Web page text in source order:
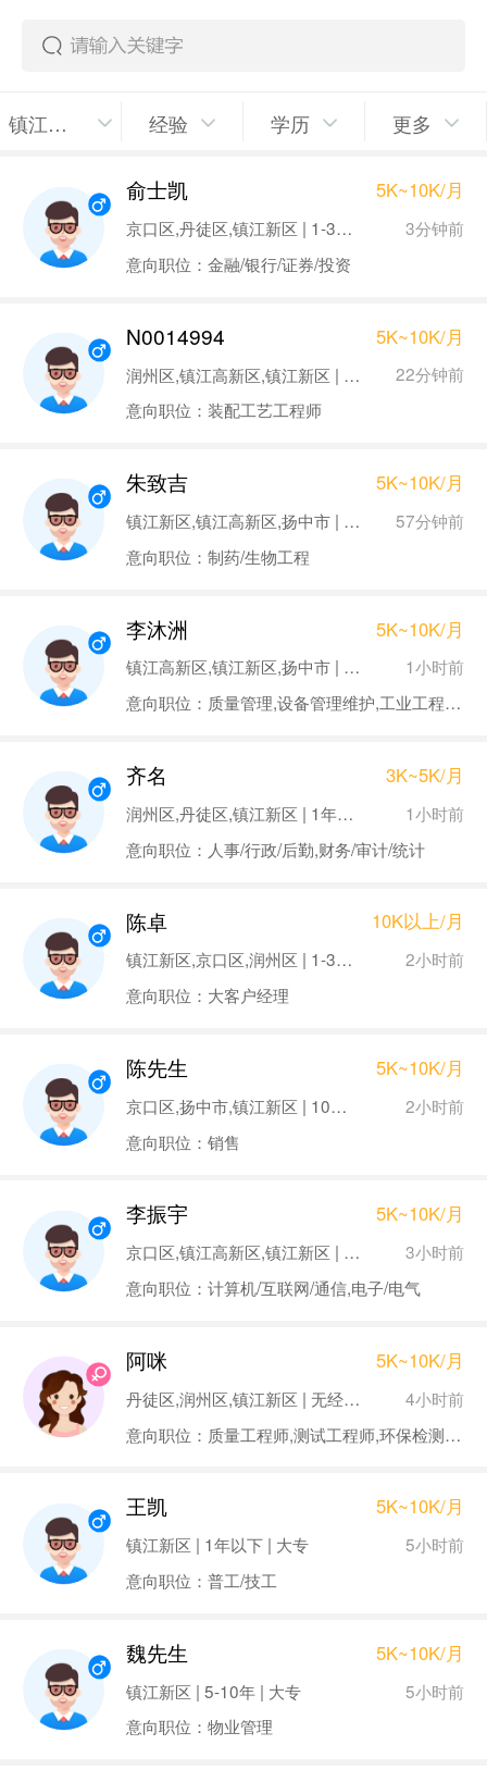
镇江新区 经验 学历 更多
俞士凯 5K~10K/月
京口区,丹徒区,镇江新区 | 1-3年 | 本科
3分钟前
意向职位：金融/银行/证券/投资
N0014994 5K~10K/月
润州区,镇江高新区,镇江新区 | 1-3年 | 本科
22分钟前
意向职位：装配工艺工程师
朱致吉 5K~10K/月
镇江新区,镇江高新区,扬中市 | 1年以下 | 本科
57分钟前
意向职位：制药/生物工程
李沐洲 5K~10K/月
镇江高新区,镇江新区,扬中市 | 无经验 | 本科
1小时前
意向职位：质量管理,设备管理维护,工业工程师,技术工程师
齐名 3K~5K/月
润州区,丹徒区,镇江新区 | 1年以下 | 大专
1小时前
意向职位：人事/行政/后勤,财务/审计/统计
陈卓 10K以上/月
镇江新区,京口区,润州区 | 1-3年 | 本科
2小时前
意向职位：大客户经理
陈先生 5K~10K/月
京口区,扬中市,镇江新区 | 10年以上 | 大专
2小时前
意向职位：销售
李振宇 5K~10K/月
京口区,镇江高新区,镇江新区 | 1年以下 | 本科
3小时前
意向职位：计算机/互联网/通信,电子/电气
阿咪 5K~10K/月
丹徒区,润州区,镇江新区 | 无经验 | 本科
4小时前
意向职位：质量工程师,测试工程师,环保检测,水质检测员,资料员
王凯 5K~10K/月
镇江新区 | 1年以下 | 大专
5小时前
意向职位：普工/技工
魏先生 5K~10K/月
镇江新区 | 5-10年 | 大专
5小时前
意向职位：物业管理